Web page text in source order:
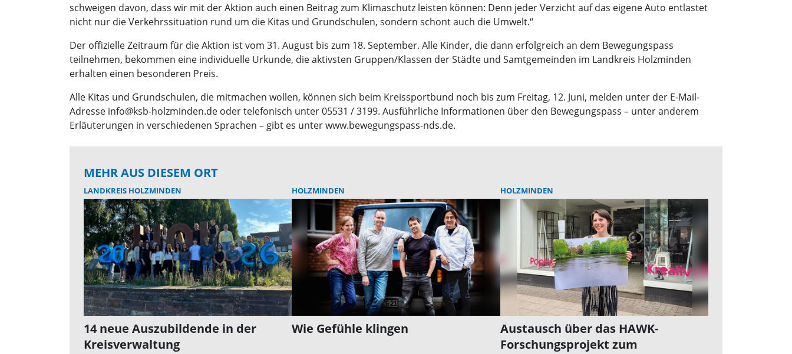
schweigen davon, dass wir mit der Aktion auch einen Beitrag zum Klimaschutz leisten können: Denn jeder Verzicht auf das eigene Auto entlastet
nicht nur die Verkehrssituation rund um die Kitas und Grundschulen, sondern schont auch die Umwelt.“
Der offizielle Zeitraum für die Aktion ist vom 31. August bis zum 18. September. Alle Kinder, die dann erfolgreich an dem Bewegungspass
teilnehmen, bekommen eine individuelle Urkunde, die aktivsten Gruppen/Klassen der Städte und Samtgemeinden im Landkreis Holzminden
erhalten einen besonderen Preis.
Alle Kitas und Grundschulen, die mitmachen wollen, können sich beim Kreissportbund noch bis zum Freitag, 12. Juni, melden unter der E-Mail-
Adresse info@ksb-holzminden.de oder telefonisch unter 05531 / 3199. Ausführliche Informationen über den Bewegungspass – unter anderem
Erläuterungen in verschiedenen Sprachen – gibt es unter www.bewegungspass-nds.de.
MEHR AUS DIESEM ORT
LANDKREIS HOLZMINDEN
14 neue Auszubildende in der
Kreisverwaltung
HOLZMINDEN
Wie Gefühle klingen
HOLZMINDEN
Austausch über das HAWK-
Forschungsprojekt zum